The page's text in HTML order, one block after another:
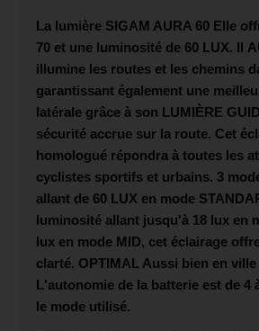
La lumière SIGAM AURA 60 Elle
70 et une luminosité de 60 LUX. Il
illumine les routes et les chemins
garantissant également une
latérale grâce à son LUMIÈRE
sécurité accrue sur la route. Cet
homologué répondra à toutes les
cyclistes sportifs et urbains. 3
allant de 60 LUX en mode
luminosité allant jusqu'à 18 lux en
lux en mode MID, cet éclairage
clarté. OPTIMAL Aussi bien en
L'autonomie de la batterie est de 4
le mode utilisé.